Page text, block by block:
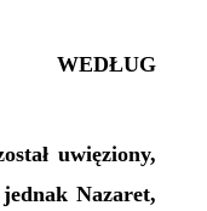
WEDŁUG
uwięziony,
Nazaret,